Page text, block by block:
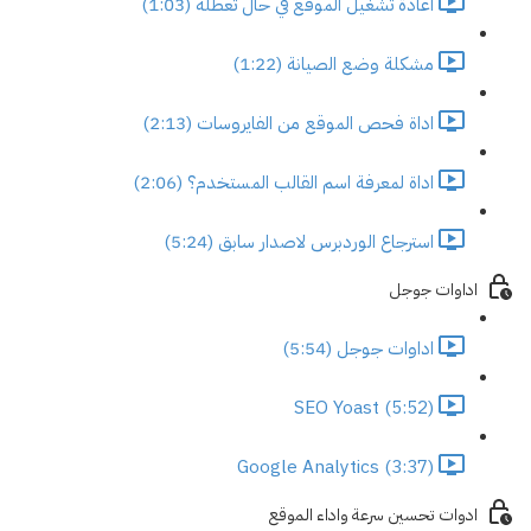
مشكلة وضع الصيانة (1:22)
اداة فحص الموقع من الفايروسات (2:13)
اداة لمعرفة اسم القالب المستخدم؟ (2:06)
استرجاع الوردبرس لاصدار سابق (5:24)
اداوات جوجل
اداوات جوجل (5:54)
SEO Yoast (5:52)
Google Analytics (3:37)
ادوات تحسين سرعة واداء الموقع